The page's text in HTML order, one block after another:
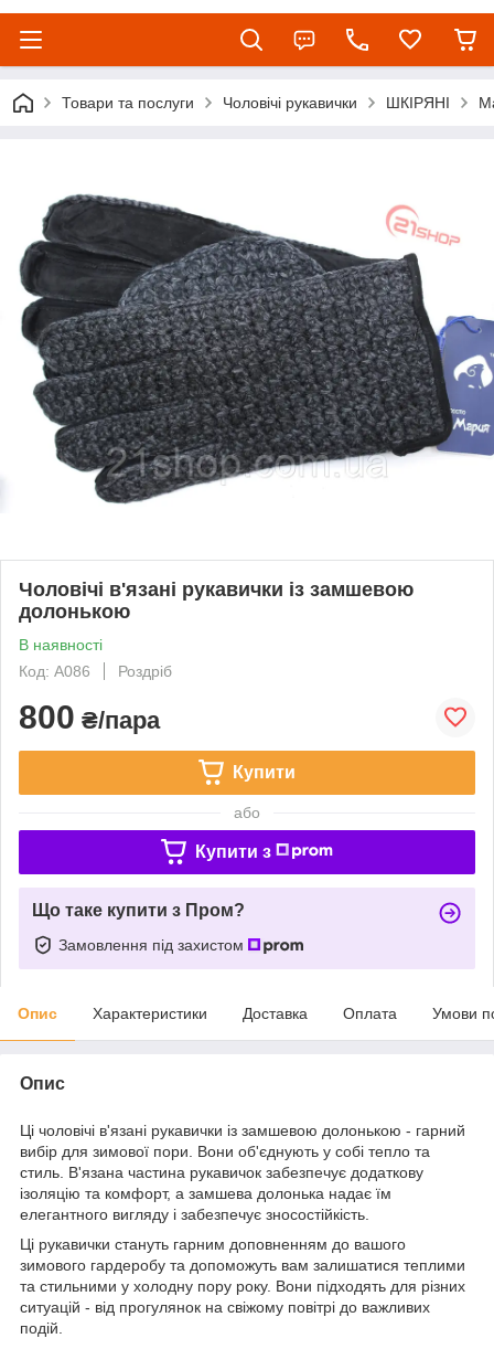
Товари та послуги Чоловічі рукавички ШКІРЯНІ
Чоловічі в'язані рукавички із замшевою
долонькою
В наявності
Код: A086
Роздріб
800 ₴/пара
Купити
або
Купити з
Що таке купити з Пром?
Замовлення під захистом
Опис Характеристики Доставка Оплата Умови
Опис
Ці чоловічі в'язані рукавички із замшевою долонькою - гарний
вибір для зимової пори. Вони об'єднують у собі тепло та
стиль. В'язана частина рукавичок забезпечує додаткову
ізоляцію та комфорт, а замшева долонька надає їм
елегантного вигляду і забезпечує зносостійкість.
Ці рукавички стануть гарним доповненням до вашого
зимового гардеробу та допоможуть вам залишатися теплими
та стильними у холодну пору року. Вони підходять для різних
ситуацій - від прогулянок на свіжому повітрі до важливих
подій.